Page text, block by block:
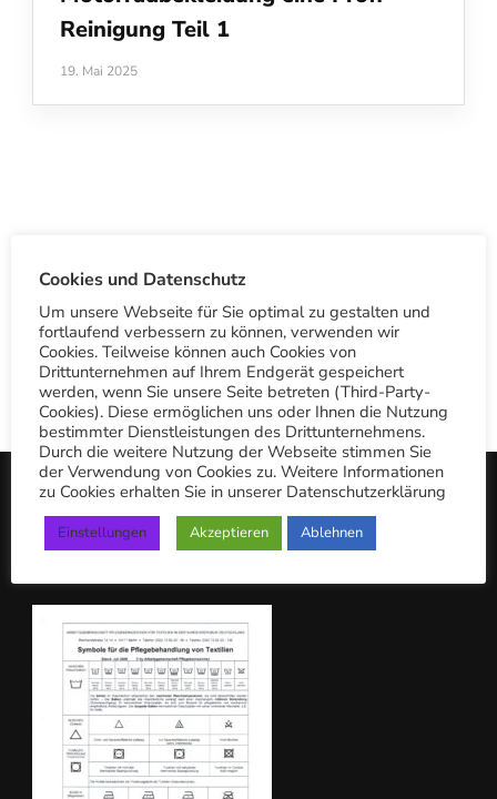
Reinigung Teil 1
19. Mai 2025
S
u
h
e
n
n
h:
PFLEGEKENNZEICHEN
Cookies und Datenschutz
Um unsere Webseite für Sie optimal zu gestalten und
fortlaufend verbessern zu können, verwenden wir
Cookies. Teilweise können auch Cookies von
Drittunternehmen auf Ihrem Endgerät gespeichert
werden, wenn Sie unsere Seite betreten (Third-Party-
Cookies). Diese ermöglichen uns oder Ihnen die Nutzung
bestimmter Dienstleistungen des Drittunternehmens.
Durch die weitere Nutzung der Webseite stimmen Sie
der Verwendung von Cookies zu. Weitere Informationen
zu Cookies erhalten Sie in unserer Datenschutzerklärung
Einstellungen Akzeptieren Ablehnen